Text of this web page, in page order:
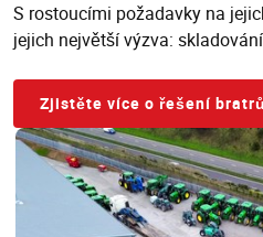
S rostoucími požadavky na
jejich největší výzva:
Zjistěte více o řešení